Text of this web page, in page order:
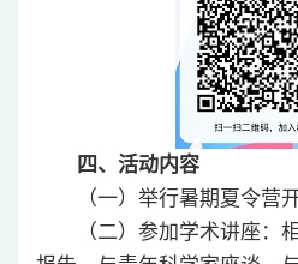
四、活动内容
（一）举行暑期夏令营
（二）参加学术讲座：